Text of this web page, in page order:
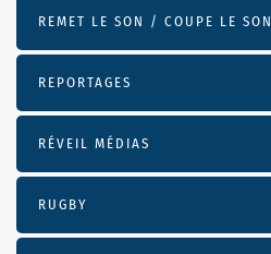
REMET LE SON / COUPE LE SON
REPORTAGES
RÉVEIL MÉDIAS
RUGBY